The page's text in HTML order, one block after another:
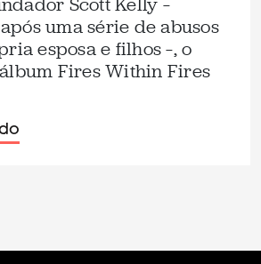
uma série de abusos
esposa e filhos –, o
Fires Within Fires